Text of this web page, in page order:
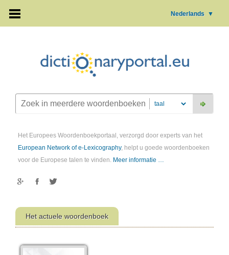
Nederlands ▼
Het Europees Woordenboekportaal, verzorgd door experts van het
European Network of e-Lexicography, helpt u goede woordenboeken
voor de Europese talen te vinden. Meer informatie …
Het actuele woordenboek